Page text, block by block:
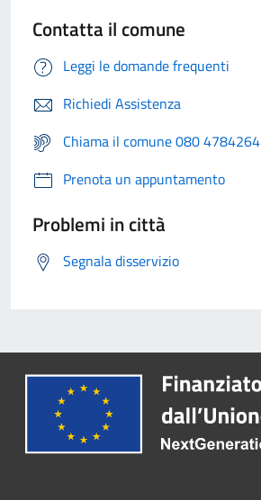
Contatta il comune
Leggi le domande frequenti
Richiedi Assistenza
Chiama il comune 080 4784264
Prenota un appuntamento
Problemi in città
Segnala disservizio